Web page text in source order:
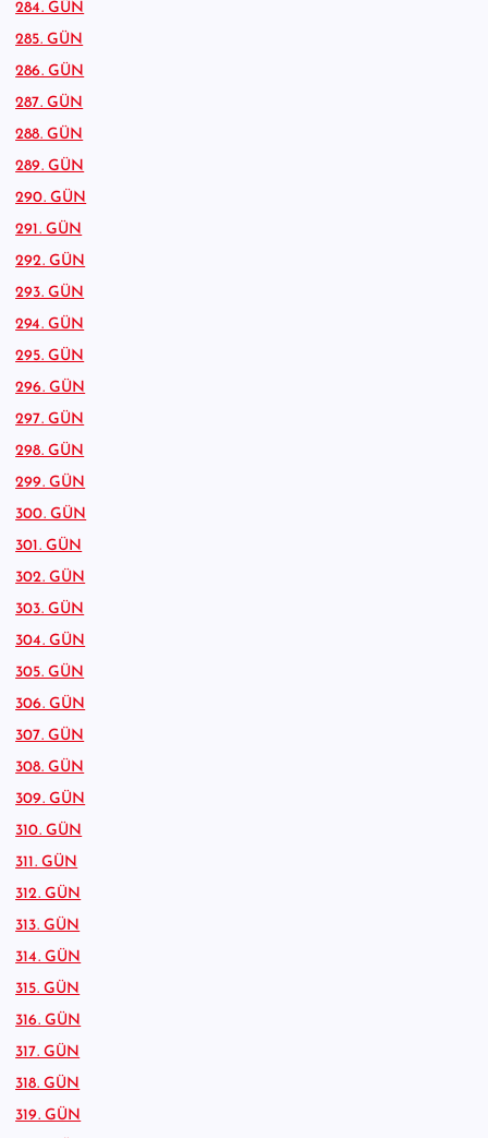
284. GÜN
285. GÜN
286. GÜN
287. GÜN
288. GÜN
289. GÜN
290. GÜN
291. GÜN
292. GÜN
293. GÜN
294. GÜN
295. GÜN
296. GÜN
297. GÜN
298. GÜN
299. GÜN
300. GÜN
301. GÜN
302. GÜN
303. GÜN
304. GÜN
305. GÜN
306. GÜN
307. GÜN
308. GÜN
309. GÜN
310. GÜN
311. GÜN
312. GÜN
313. GÜN
314. GÜN
315. GÜN
316. GÜN
317. GÜN
318. GÜN
319. GÜN